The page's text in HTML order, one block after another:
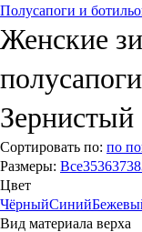
Полусапоги и
Женские
Зернистый
Сортировать по: по
Размеры: Все35363738
Цвет
ЧёрныйСиний
Вид материала верха